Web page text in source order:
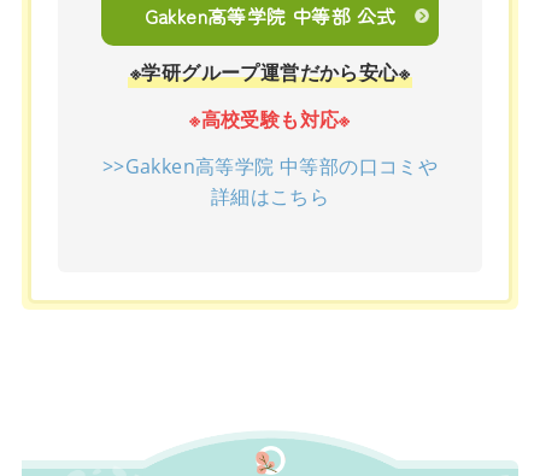
Gakken高等学院 中等部 公式
※学研グループ運営だから安心※
※高校受験も対応※
>>Gakken高等学院 中等部の口コミや
詳細はこちら